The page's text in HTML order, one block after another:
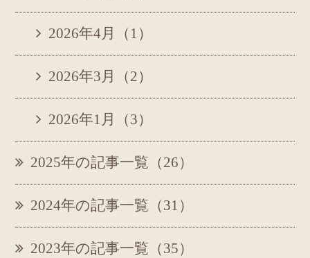
2026年4月（1）
2026年3月（2）
2026年1月（3）
2025年の記事一覧（26）
2024年の記事一覧（31）
2023年の記事一覧（35）